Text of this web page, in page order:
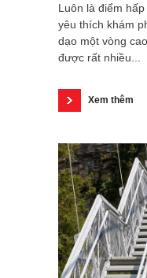
Luôn là điểm
yêu thích khám
dạo một vòng
được rất nhiều...
Xem thêm